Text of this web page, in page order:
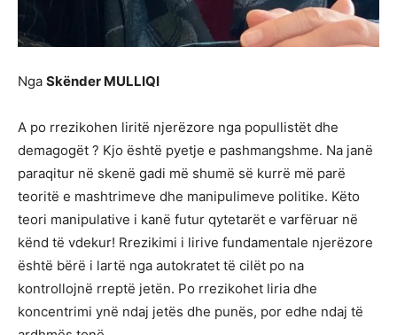
Nga Skënder MULLIQI
A po rrezikohen liritë njerëzore nga popullistët dhe
demagogët ? Kjo është pyetje e pashmangshme. Na janë
paraqitur në skenë gadi më shumë së kurrë më parë
teoritë e mashtrimeve dhe manipulimeve politike. Këto
teori manipulative i kanë futur qytetarët e varfëruar në
kënd të vdekur! Rrezikimi i lirive fundamentale njerëzore
është bërë i lartë nga autokratet të cilët po na
kontrollojnë rreptë jetën. Po rrezikohet liria dhe
koncentrimi ynë ndaj jetës dhe punës, por edhe ndaj të